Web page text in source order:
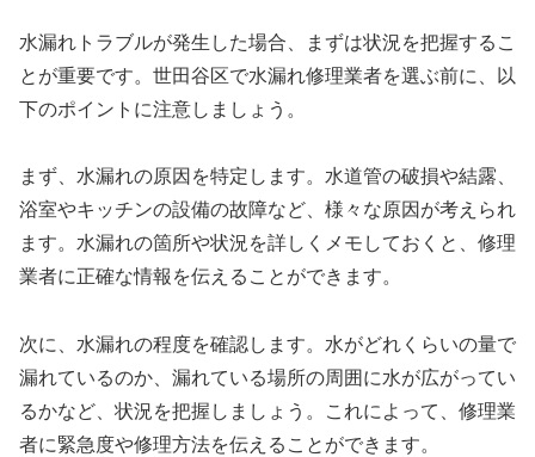
水漏れトラブルが発生した場合、まずは状況を把握するこ
とが重要です。世田谷区で水漏れ修理業者を選ぶ前に、以
下のポイントに注意しましょう。
まず、水漏れの原因を特定します。水道管の破損や結露、
浴室やキッチンの設備の故障など、様々な原因が考えられ
ます。水漏れの箇所や状況を詳しくメモしておくと、修理
業者に正確な情報を伝えることができます。
次に、水漏れの程度を確認します。水がどれくらいの量で
漏れているのか、漏れている場所の周囲に水が広がってい
るかなど、状況を把握しましょう。これによって、修理業
者に緊急度や修理方法を伝えることができます。